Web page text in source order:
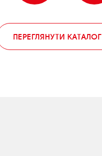
ПЕРЕГЛЯНУТИ КАТАЛОГ